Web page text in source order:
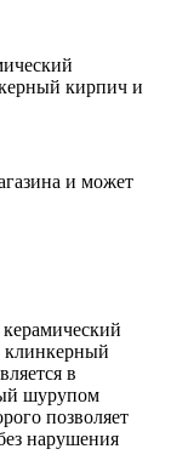
кирпич и
и может
клинкерный
в
шурупом
позволяет
нарушения